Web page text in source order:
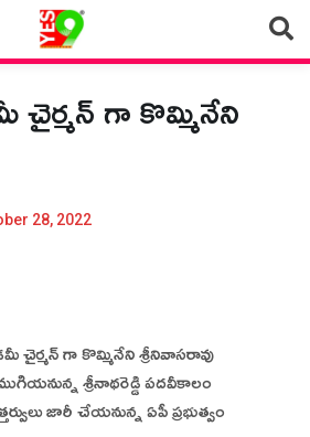
చైర్మన్ గా కొమ్మినేని
28, 2022
చైర్మన్ గా కొమ్మినేని శ్రీనివాసరావు
శ్రీనాథరెడ్డి పదవీకాలం
జారీ చేయనున్న ఏపీ ప్రభుత్వం